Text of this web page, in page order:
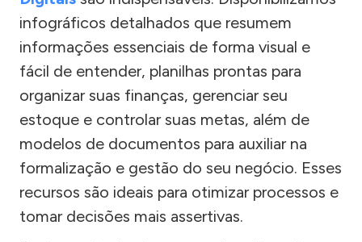
infográficos detalhados que resumem
informações essenciais de forma visual e
fácil de entender, planilhas prontas para
organizar suas finanças, gerenciar seu
estoque e controlar suas metas, além de
modelos de documentos para auxiliar na
formalização e gestão do seu negócio. Esses
recursos são ideais para otimizar processos e
tomar decisões mais assertivas.